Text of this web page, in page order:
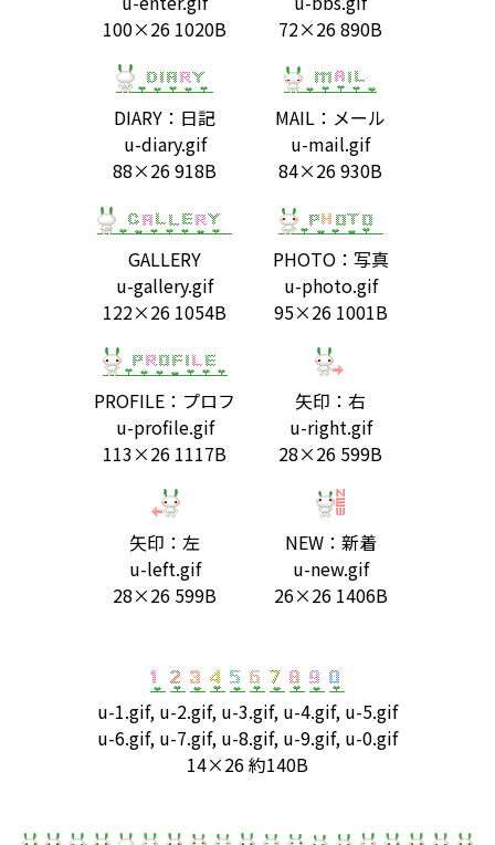
100×26 1020B
72×26 890B
DIARY：日記
u-diary.gif
88×26 918B
MAIL：メール
u-mail.gif
84×26 930B
GALLERY
u-gallery.gif
122×26 1054B
PHOTO：写真
u-photo.gif
95×26 1001B
PROFILE：プロフ
u-profile.gif
113×26 1117B
矢印：右
u-right.gif
28×26 599B
矢印：左
u-left.gif
28×26 599B
NEW：新着
u-new.gif
26×26 1406B
u-1.gif, u-2.gif, u-3.gif, u-4.gif, u-5.gif
u-6.gif, u-7.gif, u-8.gif, u-9.gif, u-0.gif
14×26 約140B